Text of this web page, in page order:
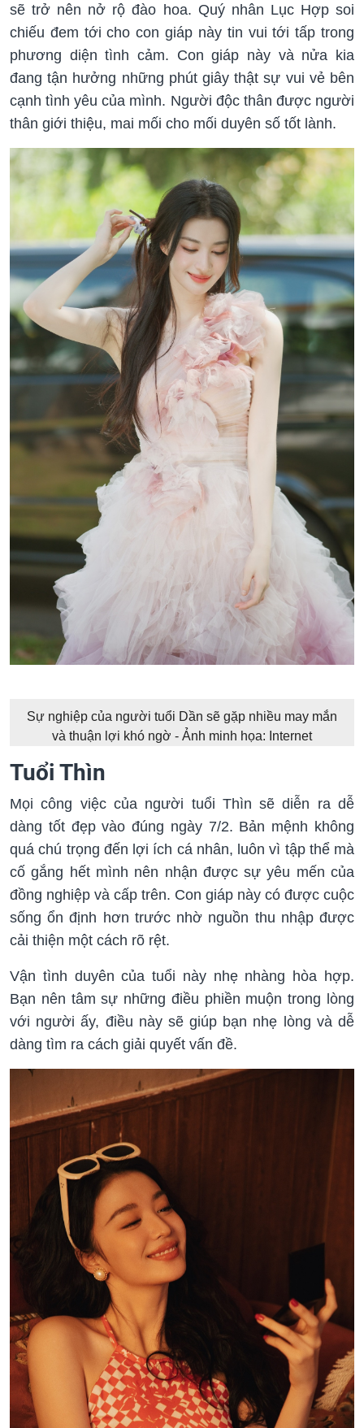
sẽ trở nên nở rộ đào hoa. Quý nhân Lục Hợp soi
chiếu đem tới cho con giáp này tin vui tới tấp trong
phương diện tình cảm. Con giáp này và nửa kia
đang tận hưởng những phút giây thật sự vui vẻ bên
cạnh tình yêu của mình. Người độc thân được người
thân giới thiệu, mai mối cho mối duyên số tốt lành.
Sự nghiệp của người tuổi Dần sẽ gặp nhiều may mắn
và thuận lợi khó ngờ - Ảnh minh họa: Internet
Tuổi Thìn
Mọi công việc của người tuổi Thìn sẽ diễn ra dễ
dàng tốt đẹp vào đúng ngày 7/2. Bản mệnh không
quá chú trọng đến lợi ích cá nhân, luôn vì tập thể mà
cố gắng hết mình nên nhận được sự yêu mến của
đồng nghiệp và cấp trên. Con giáp này có được cuộc
sống ổn định hơn trước nhờ nguồn thu nhập được
cải thiện một cách rõ rệt.
Vận tình duyên của tuổi này nhẹ nhàng hòa hợp.
Bạn nên tâm sự những điều phiền muộn trong lòng
với người ấy, điều này sẽ giúp bạn nhẹ lòng và dễ
dàng tìm ra cách giải quyết vấn đề.